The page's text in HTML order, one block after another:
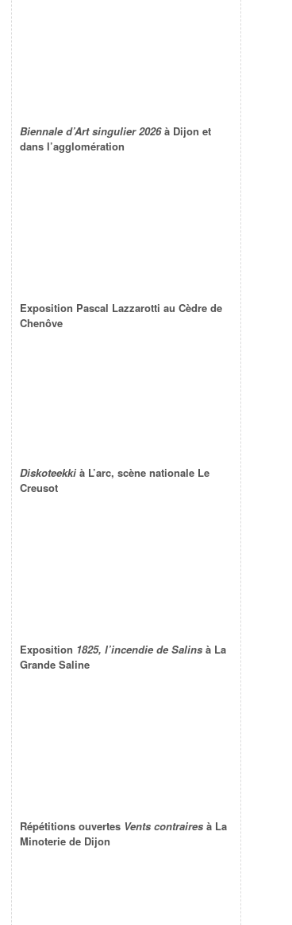
Biennale d’Art singulier 2026à Dijon et
dans l’agglomération
Exposition Pascal Lazzarotti au Cèdre de
Chenôve
Diskoteekki à L’arc, scène nationale Le
Creusot
Exposition 1825, l’incendie de Salins à La
Grande Saline
Répétitions ouvertes Vents contraires à La
Minoterie de Dijon